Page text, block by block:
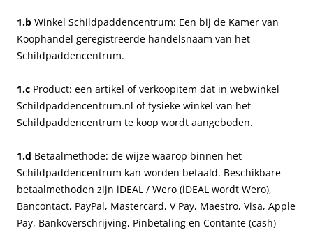
1.b Winkel Schildpaddencentrum: Een bij de Kamer van
Koophandel geregistreerde handelsnaam van het
Schildpaddencentrum.
1.c Product: een artikel of verkoopitem dat in webwinkel
Schildpaddencentrum.nl of fysieke winkel van het
Schildpaddencentrum te koop wordt aangeboden.
1.d Betaalmethode: de wijze waarop binnen het
Schildpaddencentrum kan worden betaald. Beschikbare
betaalmethoden zijn iDEAL / Wero (iDEAL wordt Wero),
Bancontact, PayPal, Mastercard, V Pay, Maestro, Visa, Apple
Pay, Bankoverschrijving, Pinbetaling en Contante (cash)